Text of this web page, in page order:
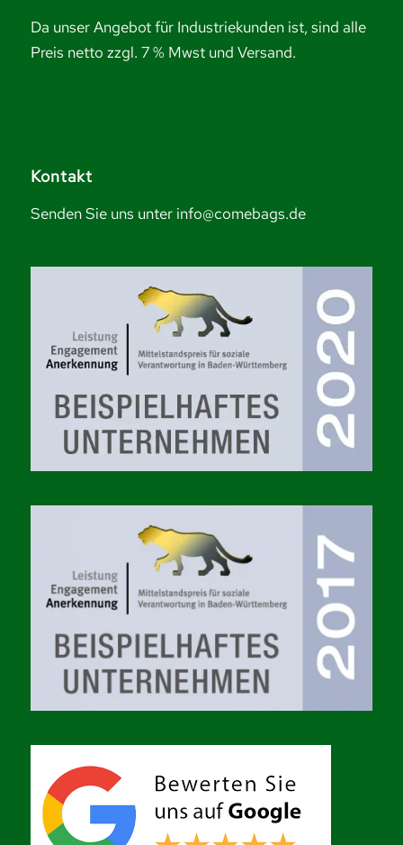
Da unser Angebot für Industriekunden ist, sind alle
Preis netto zzgl. 7 % Mwst und Versand.
Kontakt
Senden Sie uns unter info@comebags.de